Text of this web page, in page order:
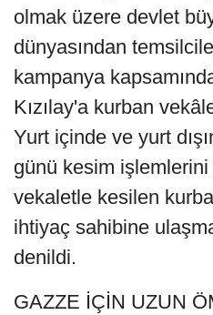
olmak üzere devlet
dünyasından
kampanya
Kızılay'a kurban
Yurt içinde ve yurt
günü kesim işlemlerini
vekaletle kesilen
ihtiyaç sahibine
denildi.
GAZZE İÇİN UZUN